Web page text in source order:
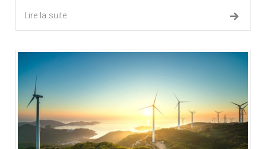
Lire la suite